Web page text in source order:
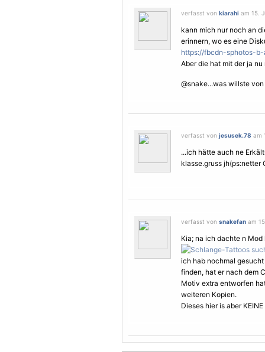
verfasst von kiarahi am 15.
kann mich nur noch an
erinnern, wo es eine
https://fbcdn-sphotos-
Aber die hat mit der ja nu
@snake...was willste
verfasst von jesusek.78 am
...ich hätte auch ne
klasse.gruss jh(ps:netter
verfasst von snakefan am
Kia; na ich dachte n
ich hab nochmal
finden, hat er nach dem
Motiv extra entworfen
weiteren Kopien.
Dieses hier is aber